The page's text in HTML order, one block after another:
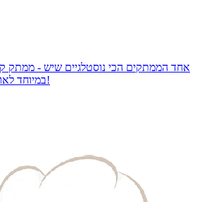
אחד הממתקים הכי נוסטלגיים שיש - ממתק
במיוחד לאוהבי הקוקוס המכורים!